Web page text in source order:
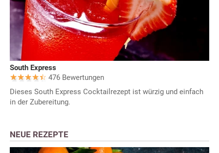
South Express
476 Bewertungen
Dieses South Express Cocktailrezept ist würzig und einfach
in der Zubereitung.
NEUE REZEPTE